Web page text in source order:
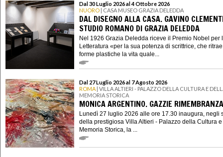
Dal 30 Luglio 2026 al 4 Ottobre 2026
NUORO | CASA MUSEO GRAZIA DELEDDA
DAL DISEGNO ALLA CASA. GAVINO
STUDIO ROMANO DI GRAZIA DELEDDA
Nel 1926 Grazia Deledda riceve il Premio Nobel per
Letteratura «per la sua potenza di scrittrice, che
forme plastiche la vita quale...
Dal 27 Luglio 2026 al 7 Agosto 2026
ROMA | VILLA ALTIERI - PALAZZO DELLA CULTURA E
MEMORIA STORICA
MONICA ARGENTINO. GAZZIE RIMEMBRANZA
Lunedì 27 luglio 2026 alle ore 17.30 inaugura, negli
della prestigiosa Villa Altieri - Palazzo della Cultura
Memoria Storica, la ...